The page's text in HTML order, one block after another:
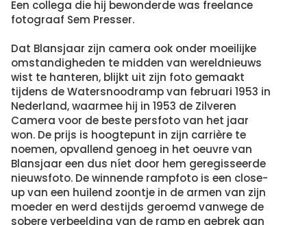
Een collega die hij bewonderde was freelance
fotograaf Sem Presser.
Dat Blansjaar zijn camera ook onder moeilijke
omstandigheden te midden van wereldnieuws
wist te hanteren, blijkt uit zijn foto gemaakt
tijdens de Watersnoodramp van februari 1953 in
Nederland, waarmee hij in 1953 de Zilveren
Camera voor de beste persfoto van het jaar
won. De prijs is hoogtepunt in zijn carrière te
noemen, opvallend genoeg in het oeuvre van
Blansjaar een dus níet door hem geregisseerde
nieuwsfoto. De winnende rampfoto is een close-
up van een huilend zoontje in de armen van zijn
moeder en werd destijds geroemd vanwege de
sobere verbeelding van de ramp en gebrek aan